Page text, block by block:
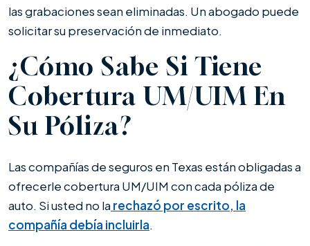
las grabaciones sean eliminadas. Un abogado puede
solicitar su preservación de inmediato.
¿Cómo Sabe Si Tiene
Cobertura UM/UIM En
Su Póliza?
Las compañías de seguros en Texas están obligadas a
ofrecerle cobertura UM/UIM con cada póliza de
auto. Si usted no la rechazó por escrito, la
compañía debía incluirla.